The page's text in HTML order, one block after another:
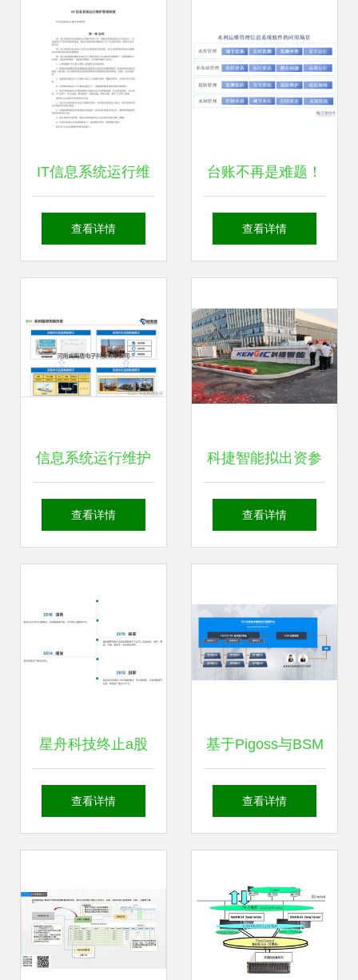
化监控方案实现AI
业务7×24稳如磐石 深度解析（2026年
IT信息系统运行维
护管理制度
查看详情
台账不再是难题！
维修、资产、任
信息系统全搞定
查看详情
信息系统运行维护
服务中设备在线状
查看详情
科捷智能拟出资参
与顺丰旗下合伙企
信息系统运行维护
服务版图
查看详情
星舟科技终止a股
上市辅导,曾在新三
查看详情
基于Pigoss与BSM
的IT服务商新型服
式与服务工具的深
度融合
查看详情